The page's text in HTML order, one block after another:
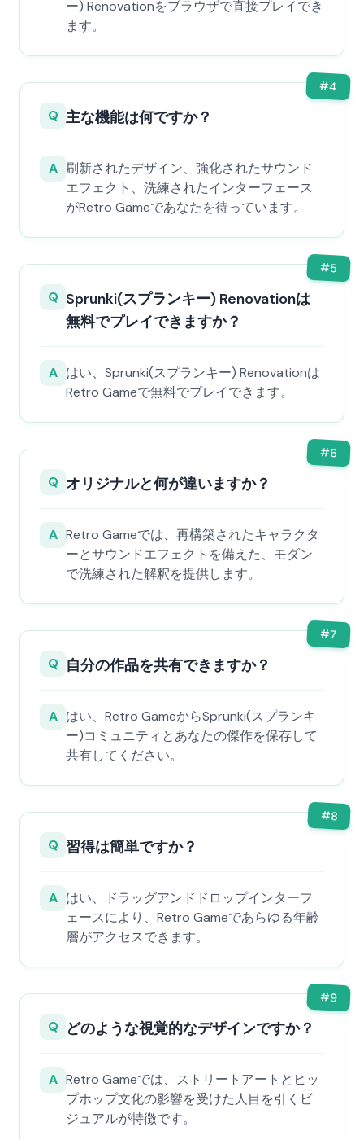
ー) Renovationをブラウザで直接プレイでき
ます。
#4
Q 主な機能は何ですか？
A 刷新されたデザイン、強化されたサウンド
エフェクト、洗練されたインターフェース
がRetro Gameであなたを待っています。
#5
Q Sprunki(スプランキー) Renovationは
無料でプレイできますか？
A はい、Sprunki(スプランキー) Renovationは
Retro Gameで無料でプレイできます。
#6
Q オリジナルと何が違いますか？
A Retro Gameでは、再構築されたキャラクタ
ーとサウンドエフェクトを備えた、モダン
で洗練された解釈を提供します。
#7
Q 自分の作品を共有できますか？
A はい、Retro GameからSprunki(スプランキ
ー)コミュニティとあなたの傑作を保存して
共有してください。
#8
Q 習得は簡単ですか？
A はい、ドラッグアンドドロップインターフ
ェースにより、Retro Gameであらゆる年齢
層がアクセスできます。
#9
Q どのような視覚的なデザインですか？
A Retro Gameでは、ストリートアートとヒッ
プホップ文化の影響を受けた人目を引くビ
ジュアルが特徴です。